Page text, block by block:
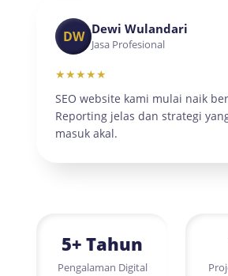
DW Dewi Wulandari
Jasa Profesional
★★★★★
SEO website kami mulai naik
Reporting jelas dan strategi
masuk akal.
5+ Tahun
Pengalaman Digital